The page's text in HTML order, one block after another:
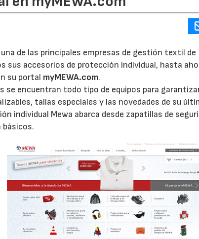
una de las principales empresas de gestión textil de
sus accesorios de protección individual, hasta
su portal myMEWA.com.
encuentran todo tipo de equipos para
tallas especiales y las novedades de su
individual Mewa abarca desde zapatillas de